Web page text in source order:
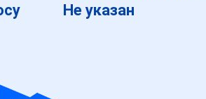
Не указан